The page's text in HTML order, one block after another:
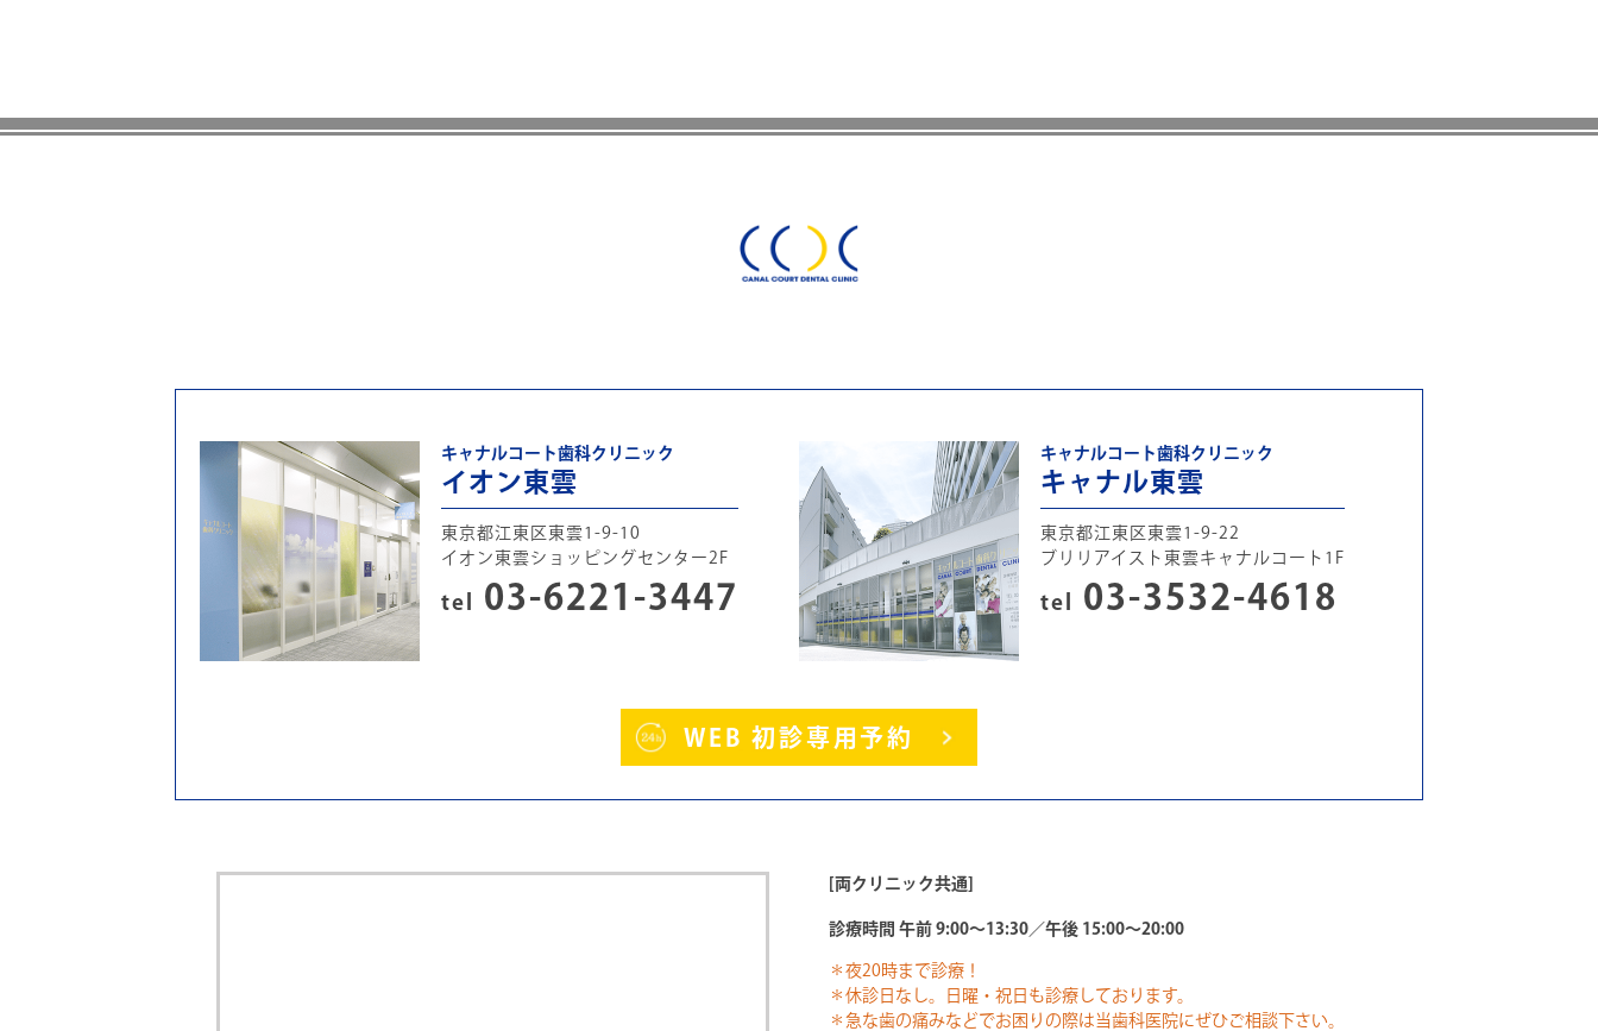
キャナルコート歯科クリニック
イオン東雲
東京都江東区東雲1-9-10
イオン東雲ショッピングセンター2F
tel 03-6221-3447
キャナルコート歯科クリニック
キャナル東雲
東京都江東区東雲1-9-22
ブリリアイスト東雲キャナルコート1F
tel 03-3532-4618
WEB 初診専用予約
[両クリニック共通]
診療時間 午前 9:00～13:30／午後 15:00～20:00
＊夜20時まで診療！
＊休診日なし。日曜・祝日も診療しております。
＊急な歯の痛みなどでお困りの際は当歯科医院にぜひご相談下さい。